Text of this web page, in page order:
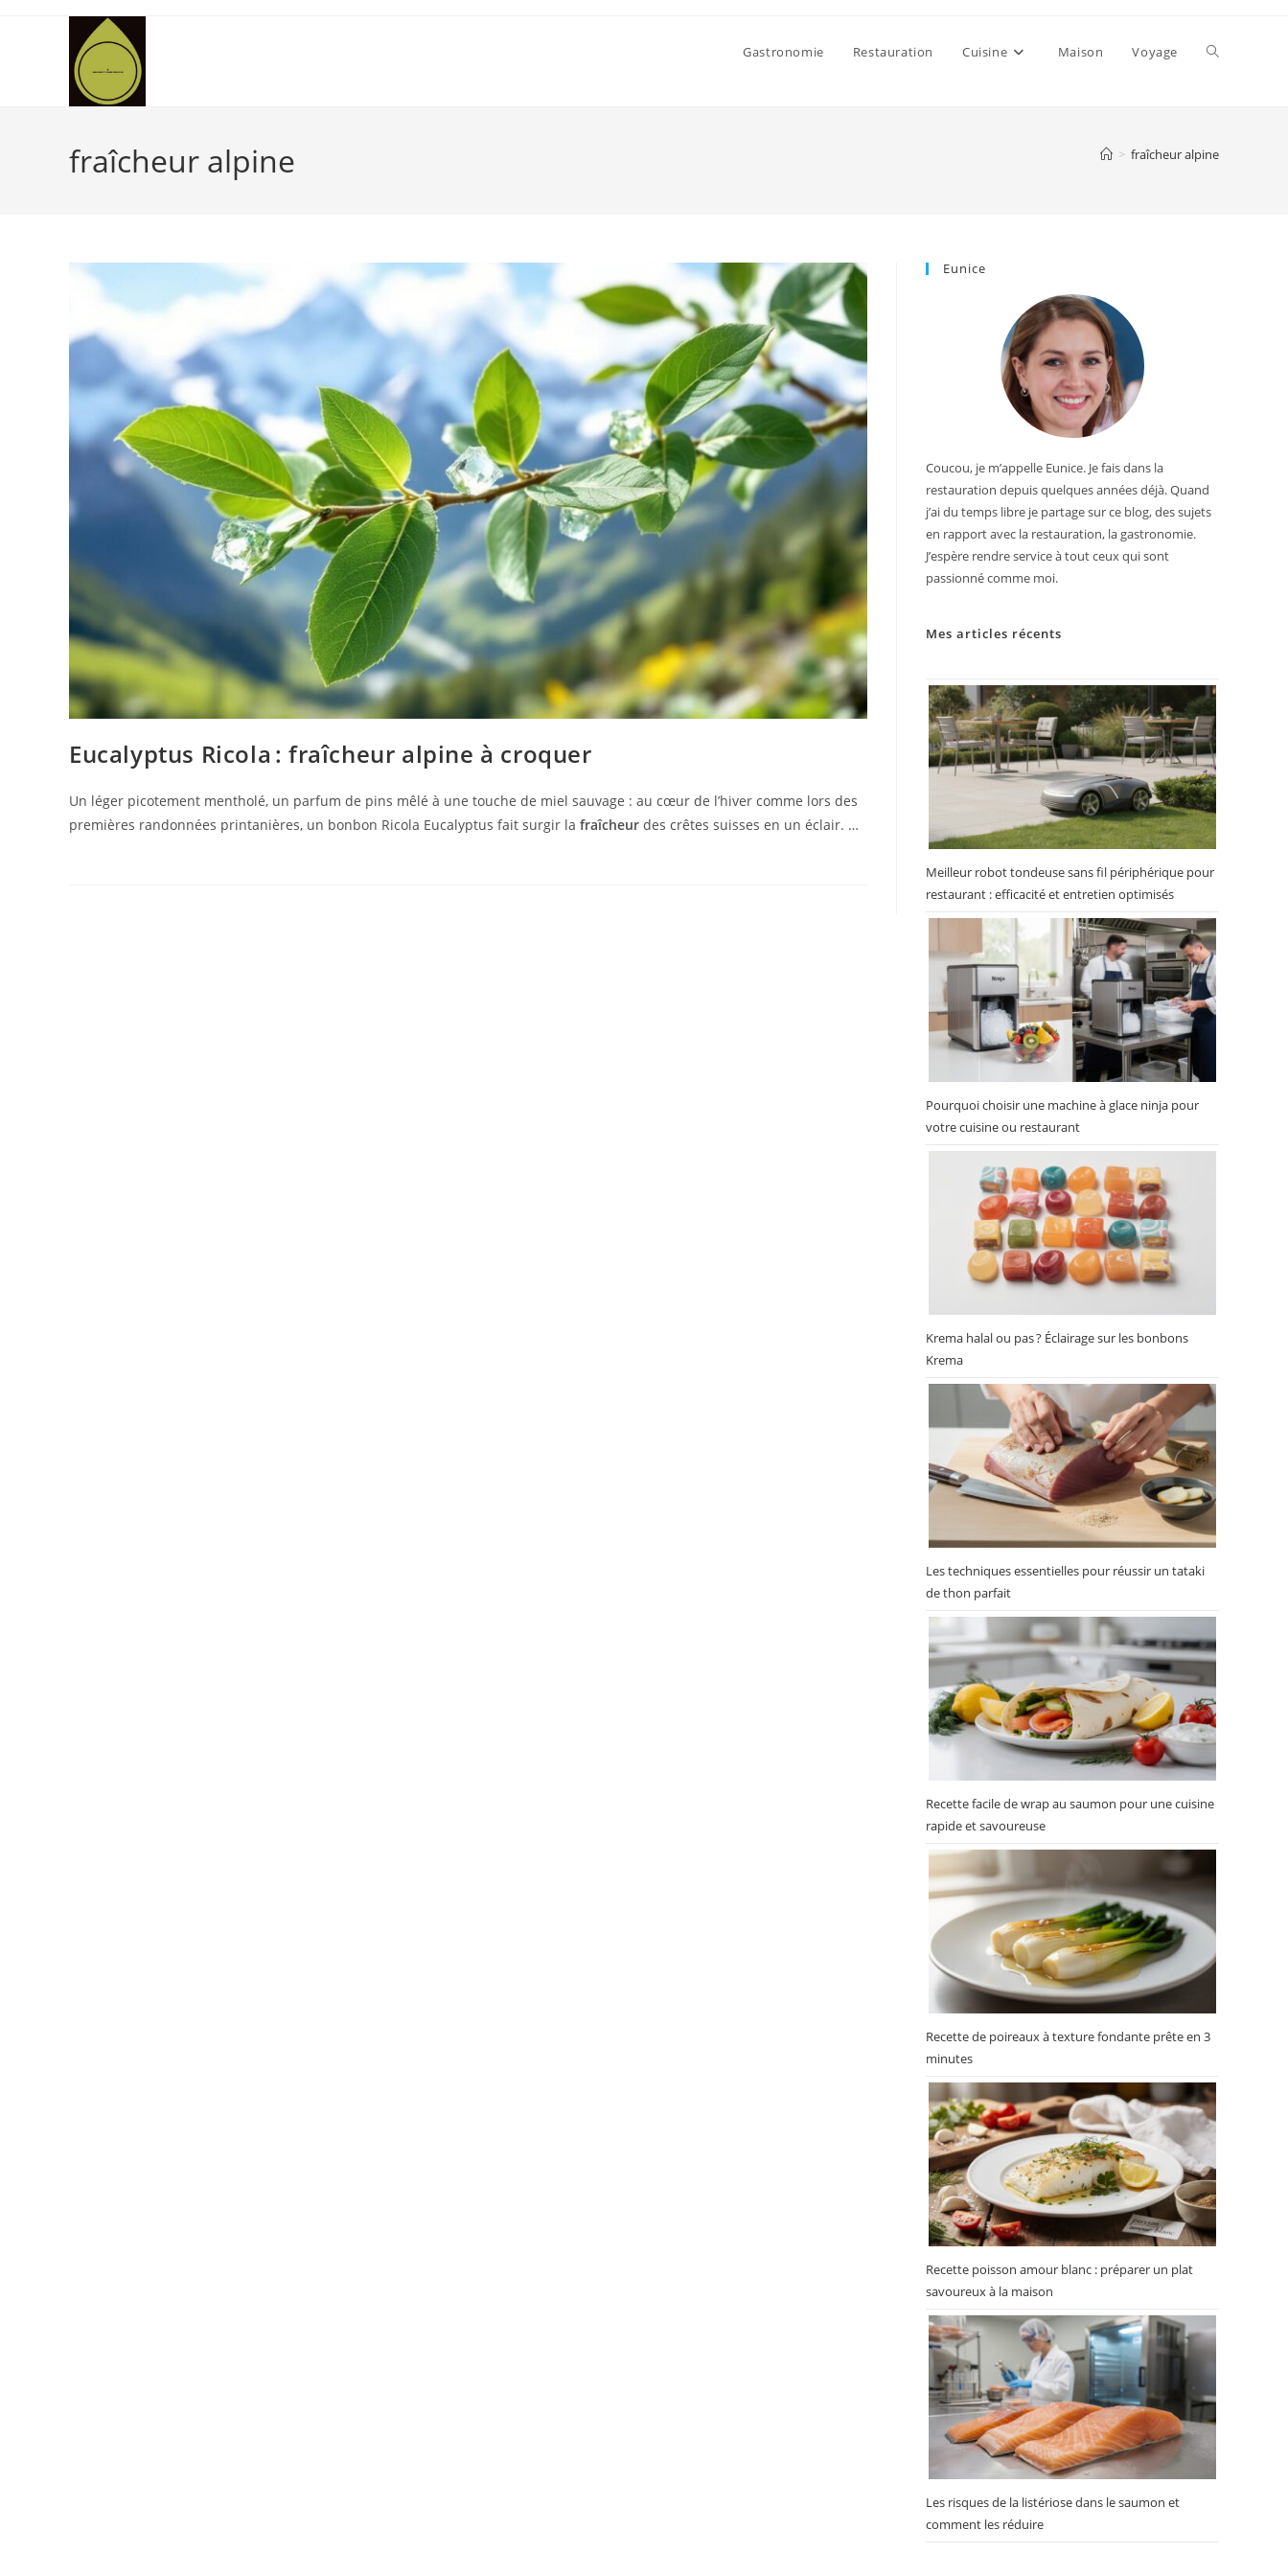
Gastronomie Restauration Cuisine Maison Voyage Toggle
fraîcheur alpine > fraîcheur alpine
Eucalyptus Ricola : fraîcheur alpine à croquer
Un léger picotement mentholé, un parfum de pins mêlé à une touche de miel sauvage : au cœur de l’hiver comme lors des
premières randonnées printanières, un bonbon Ricola Eucalyptus fait surgir la fraîcheur des crêtes suisses en un éclair. …
Eunice
Coucou, je m’appelle Eunice. Je fais dans la
restauration depuis quelques années déjà. Quand
j’ai du temps libre je partage sur ce blog, des sujets
en rapport avec la restauration, la gastronomie.
J’espère rendre service à tout ceux qui sont
passionné comme moi.
Mes articles récents
Meilleur robot tondeuse sans fil périphérique pour
restaurant : efficacité et entretien optimisés
Pourquoi choisir une machine à glace ninja pour
votre cuisine ou restaurant
Krema halal ou pas ? Éclairage sur les bonbons
Krema
Les techniques essentielles pour réussir un tataki
de thon parfait
Recette facile de wrap au saumon pour une cuisine
rapide et savoureuse
Recette de poireaux à texture fondante prête en 3
minutes
Recette poisson amour blanc : préparer un plat
savoureux à la maison
Les risques de la listériose dans le saumon et
comment les réduire